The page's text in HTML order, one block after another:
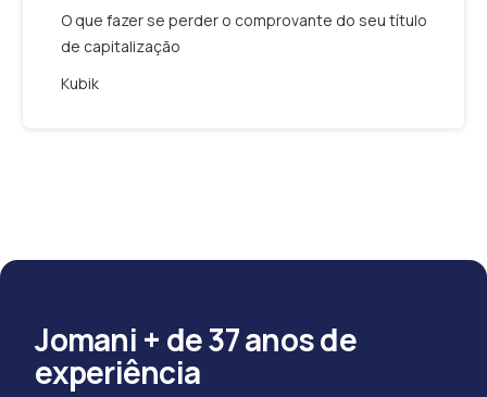
O que fazer se perder o comprovante do seu título
de capitalização
Kubik
Jomani + de 37 anos de
experiência